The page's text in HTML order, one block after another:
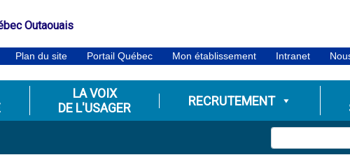
Outaouais
Plan du site Portail Québec Mon établissement Intranet
LA VOIX
DE L'USAGER
RECRUTEMENT